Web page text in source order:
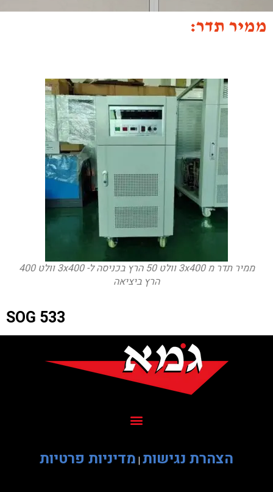
ממיר תדר:
ממיר תדר מ 3x400 וולט 50 הרץ בכניסה ל- 3x400 וולט 400
הרץ ביציאה
SOG 533
הצהרת נגישות מדיניות פרטיות